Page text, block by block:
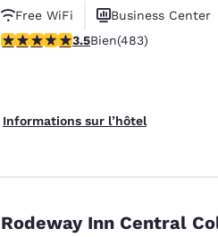
Free WiFi
Business Center
3.48 étoiles. Bien. 483
3.5Bien(483)
Informations sur l’hôtel
Rodeway Inn Central